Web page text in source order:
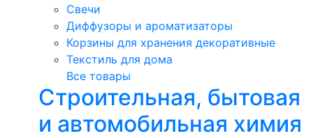
Свечи
Диффузоры и ароматизаторы
Корзины для хранения декоративные
Текстиль для дома
Все товары
Строительная, бытовая
и автомобильная химия